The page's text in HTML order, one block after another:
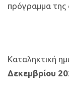
πρόγραμμα της
Καταληκτική
Δεκεμβρίου